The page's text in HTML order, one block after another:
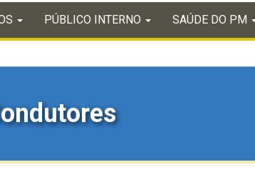
PÚBLICO INTERNO SAÚDE DO PM